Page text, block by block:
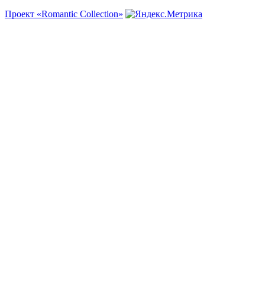
Проект «Romantic Collection»